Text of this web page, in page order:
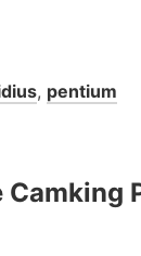
, pentium
Camking